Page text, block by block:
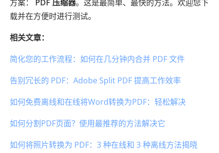
方案： PDF 压缩器。这是最简单、最快的方法。欢迎您下
载并在方便时进行测试。
相关文章：
简化您的工作流程：如何在几分钟内合并 PDF 文件
告别冗长的 PDF：Adobe Split PDF 提高工作效率
如何免费离线和在线将Word转换为PDF：轻松解决
如何分割PDF页面？使用最推荐的方法解决它
如何将照片转换为 PDF：3 种在线和 3 种离线方法揭晓